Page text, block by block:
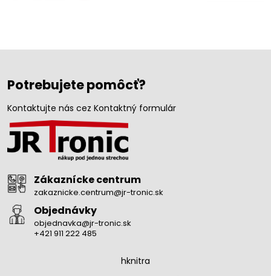
Potrebujete pomôcť?
Kontaktujte nás cez Kontaktný formulár
Zákaznícke centrum
zakaznicke.centrum@jr-tronic.sk
Objednávky
objednavka@jr-tronic.sk
+421 911 222 485
hknitra